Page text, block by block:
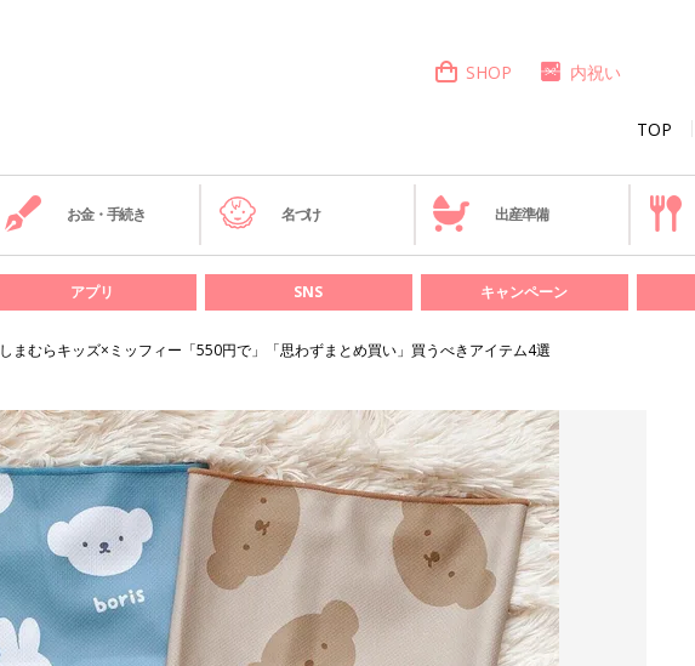
TOP
SHOP 内祝い
お金・手続き 名づけ 出産準備
アプリ SNS キャンペーン
しまむらキッズ×ミッフィー「550円で」「思わずまとめ買い」買うべきアイテム4選